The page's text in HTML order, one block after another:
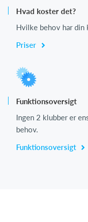
Hvad koster det?
Hvilke behov har din
Priser
Funktionsoversigt
Ingen 2 klubber er
behov.
Funktionsoversigt